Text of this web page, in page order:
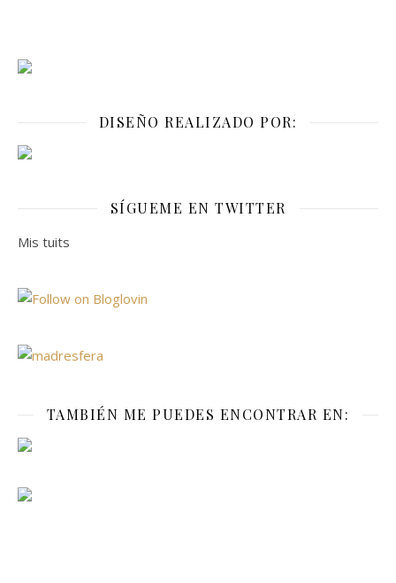
DISEÑO REALIZADO POR:
SÍGUEME EN TWITTER
Mis tuits
TAMBIÉN ME PUEDES ENCONTRAR EN: